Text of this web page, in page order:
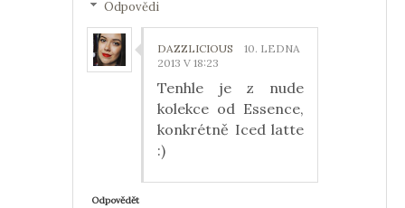
Odpovědi
DAZZLICIOUS
10. LEDNA
2013 V 18:23
Tenhle je z nude
kolekce od Essence,
konkrétně Iced latte
:)
Odpovědět